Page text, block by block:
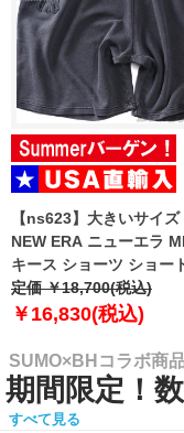
【ns623】大きいサイ
NEW ERA ニューエラ
キース ショーツ ショー
ハーフパンツ MLB
NEW YORK YANKEES
定価 ￥18,700(税込)
￥16,830(税込)
SUMO×BHコラボ商
期間限定！
すべて見る